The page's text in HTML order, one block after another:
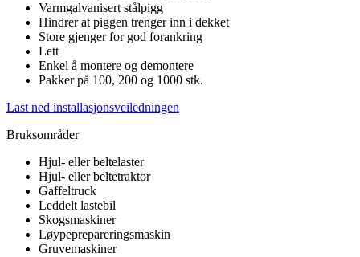
Varmgalvanisert stålpigg
Hindrer at piggen trenger inn i dekket
Store gjenger for god forankring
Lett
Enkel å montere og demontere
Pakker på 100, 200 og 1000 stk.
Last ned installasjonsveiledningen
Bruksområder
Hjul- eller beltelaster
Hjul- eller beltetraktor
Gaffeltruck
Leddelt lastebil
Skogsmaskiner
Løypeprepareringsmaskin
Gruvemaskiner